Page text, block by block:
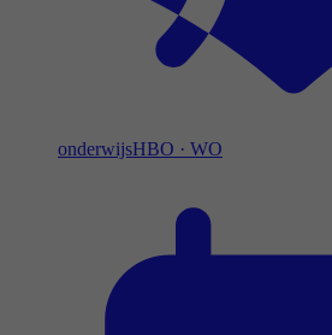
onderwijsHBO · WO